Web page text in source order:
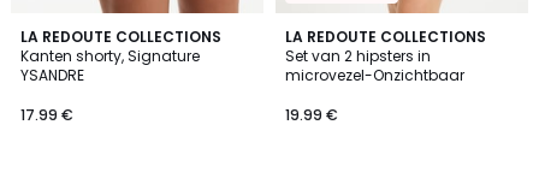
LA REDOUTE COLLECTIONS
Kanten shorty, Signature
YSANDRE
17.99 €
4.5
/ 5
LA REDOUTE COLLECTIONS
Set van 2 hipsters in
microvezel-Onzichtbaar
19.99 €
4.3
/ 5
2
Kleuren